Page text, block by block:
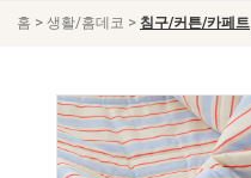
홈 > 생활/홈데코 > 침구/커튼/카페트